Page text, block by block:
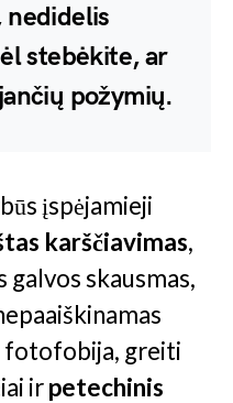
nedidelis
stebėkite, ar
požymių.
įspėjamieji
karščiavimas,
skausmas,
fotofobija, greiti
irpetechinis